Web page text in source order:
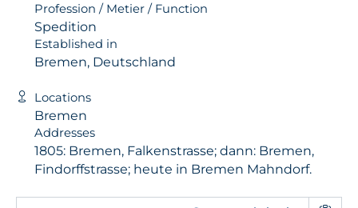
Profession / Metier / Function
Spedition
Established in
Bremen, Deutschland
Locations
Bremen
Addresses
1805: Bremen, Falkenstrasse; dann: Bremen,
Findorffstrasse; heute in Bremen Mahndorf.